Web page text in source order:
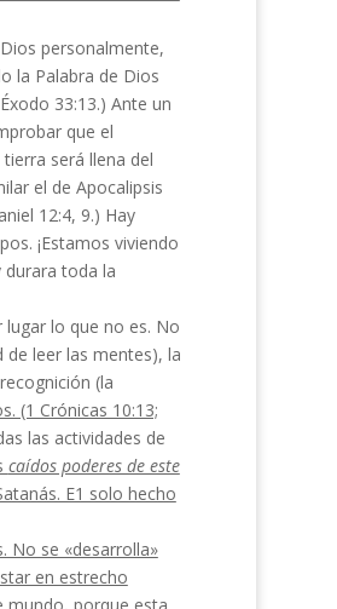
personalmente,
la Palabra de Dios
33:13.) Ante un
que el
será llena del
el de Apocalipsis
12:4, 9.) Hay
¡Estamos viviendo
toda la
lo que no es. No
leer las mentes), la
(la
(1 Crónicas 10:13;
las actividades de
caídos poderes de este
E1 solo hecho
No se «desarrolla»
en estrecho